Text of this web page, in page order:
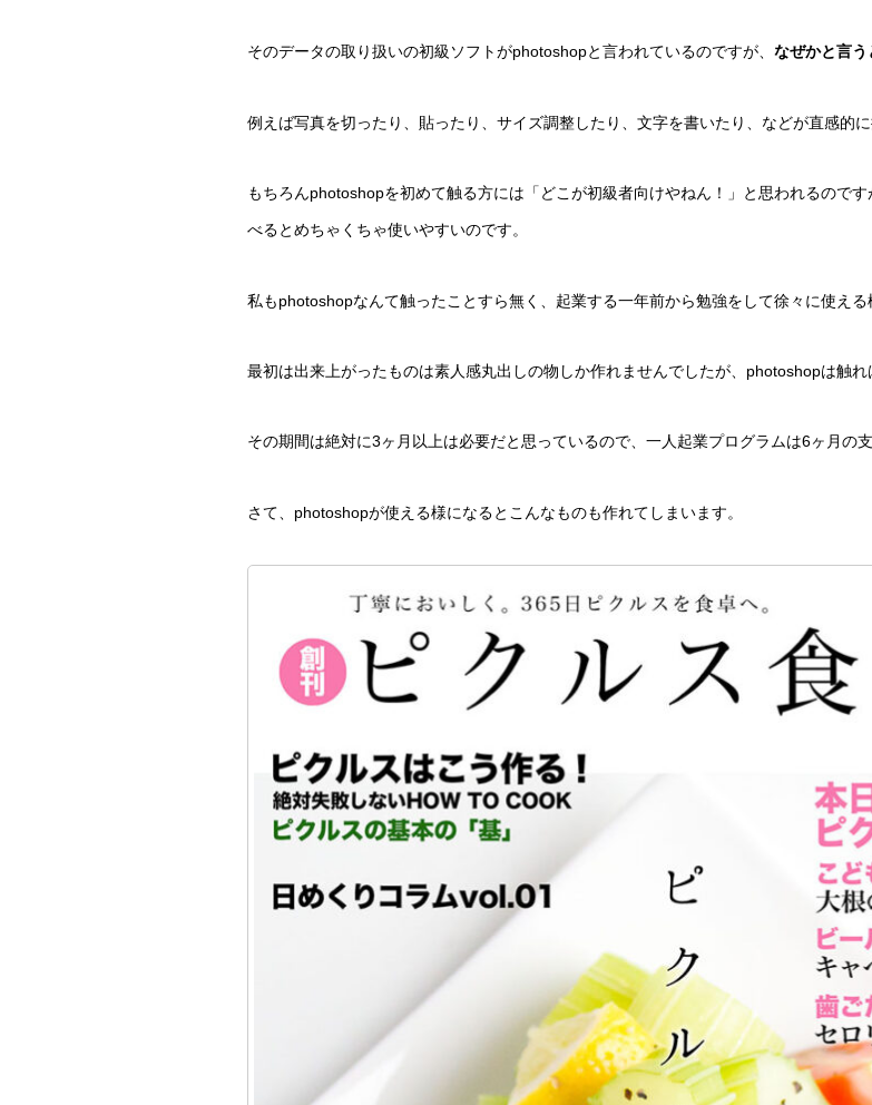
そのデータの取り扱いの初級ソフトがphotoshopと言われているのですが、 なぜかと言う
例えば写真を切ったり、貼ったり、サイズ調整したり、文字を書いたり、などが直感的に
もちろんphotoshopを初めて触る方には「どこが初級者向けやねん！」と思われるので
べるとめちゃくちゃ使いやすいのです。
私もphotoshopなんて触ったことすら無く、起業する一年前から勉強をして徐々に使える
最初は出来上がったものは素人感丸出しの物しか作れませんでしたが、photoshopは触れ
その期間は絶対に3ヶ月以上は必要だと思っているので、一人起業プログラムは6ヶ月の
さて、photoshopが使える様になるとこんなものも作れてしまいます。